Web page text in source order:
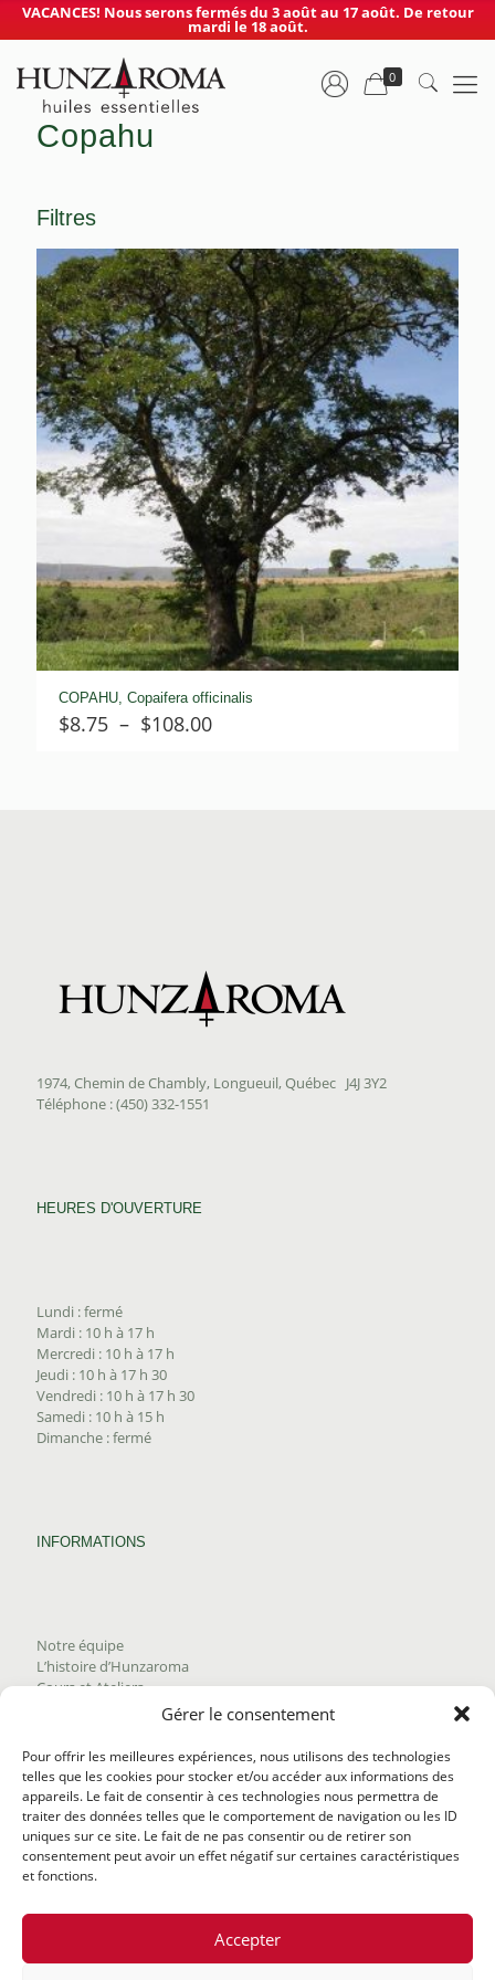
Gérer le consentement
Pour offrir les meilleures expériences, nous utilisons des technologies
telles que les cookies pour stocker et/ou accéder aux informations des
appareils. Le fait de consentir à ces technologies nous permettra de
traiter des données telles que le comportement de navigation ou les ID
uniques sur ce site. Le fait de ne pas consentir ou de retirer son
consentement peut avoir un effet négatif sur certaines caractéristiques
et fonctions.
Accepter
VACANCES! Nous serons fermés du 3 août au 17 août. De retour
mardi le 18 août.
0
Copahu
Filtres
COPAHU, Copaifera officinalis
$8.75 – $108.00Plage
1974, Chemin de Chambly, Longueuil, Québec J4J 3Y2
Téléphone : (450) 332-1551
HEURES D'OUVERTURE
Lundi : fermé
Mardi : 10 h à 17 h
Mercredi : 10 h à 17 h
Jeudi : 10 h à 17 h 30
Vendredi : 10 h à 17 h 30
Samedi : 10 h à 15 h
Dimanche : fermé
INFORMATIONS
Notre équipe
L’histoire d’Hunzaroma
Cours et Ateliers
Trouver nos produits
Politique de frais d'envoi
Termes et conditions
Politique de remboursement